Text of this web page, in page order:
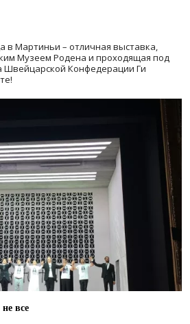
Мартиньи – отличная выставка,
Музеем Родена и проходящая под
Швейцарской Конфедерации Ги
все